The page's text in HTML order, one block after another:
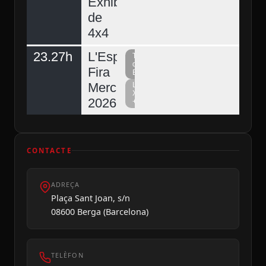
de
4x4
23.27h
L'Espunyola,
Fira
Mercat
2026
Televisió
del
Berguedà
La
Xarxa
+
CONTACTE
ADREÇA
Plaça Sant Joan, s/n
08600 Berga (Barcelona)
TELÈFON